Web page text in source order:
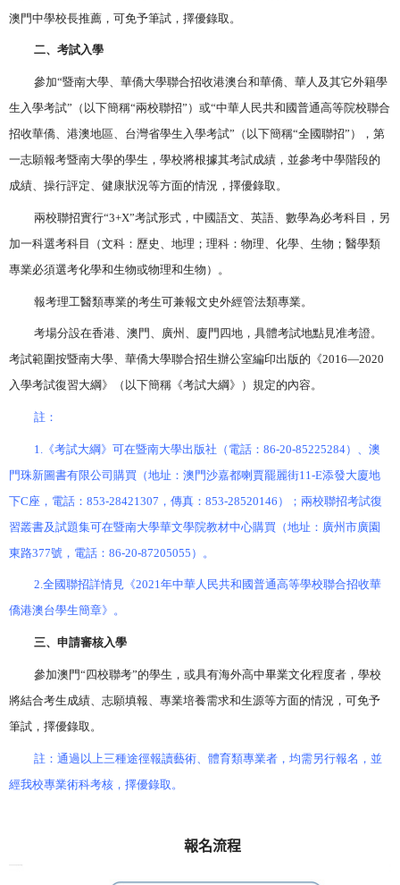
澳門中學校長推薦，可免予筆試，擇優錄取。
二、考試入學
參加“暨南大學、華僑大學聯合招收港澳台和華僑、華人及其它外籍學
生入學考試”（以下簡稱“兩校聯招”）或“中華人民共和國普通高等院校聯合
招收華僑、港澳地區、台灣省學生入學考試”（以下簡稱“全國聯招”），第
一志願報考暨南大學的學生，學校將根據其考試成績，並參考中學階段的
成績、操行評定、健康狀況等方面的情況，擇優錄取。
兩校聯招實行“3+X”考試形式，中國語文、英語、數學為必考科目，另
加一科選考科目（文科：歷史、地理；理科：物理、化學、生物；醫學類
專業必須選考化學和生物或物理和生物）。
報考理工醫類專業的考生可兼報文史外經管法類專業。
考場分設在香港、澳門、廣州、廈門四地，具體考試地點見准考證。
考試範圍按暨南大學、華僑大學聯合招生辦公室編印出版的《2016—2020
入學考試復習大綱》（以下簡稱《考試大綱》）規定的內容。
註：
1. 《考試大綱》可在暨南大學出版社（電話： 86-20-85225284）、澳
門珠新圖書有限公司購買（地址：澳門沙嘉都喇賈罷麗街11-E添發大廈地
下C座，電話： 853-28421307 ，傳真： 853-28520146 ）；兩校聯招考試復
習叢書及試題集可在暨南大學華文學院教材中心購買（地址：廣州市廣園
東路377號，電話： 86-20-87205055 ）。
2.全國聯招詳情見《2021年中華人民共和國普通高等學校聯合招收華
僑港澳台學生簡章》。
三、申請審核入學
參加澳門“四校聯考”的學生，或具有海外高中畢業文化程度者，學校
將結合考生成績、志願填報、專業培養需求和生源等方面的情況，可免予
筆試，擇優錄取。
註：通過以上三種途徑報讀藝術、體育類專業者，均需另行報名，並
經我校專業術科考核，擇優錄取。
報名流程